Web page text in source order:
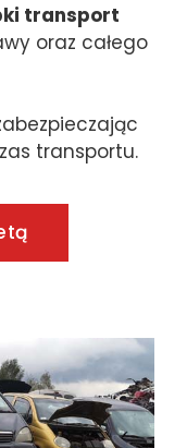
transport
oraz całego
transportu.